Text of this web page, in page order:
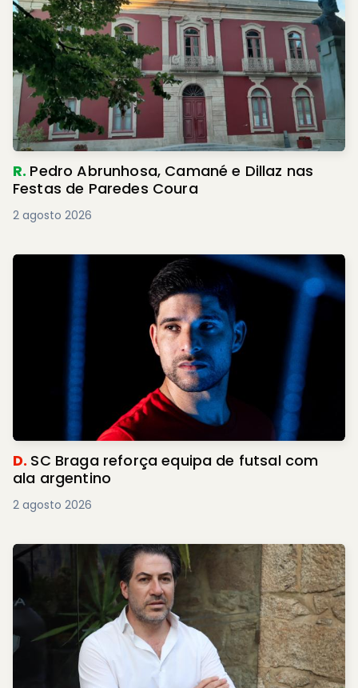
R. Pedro Abrunhosa, Camané e Dillaz nas
Festas de Paredes Coura
2 agosto 2026
D. SC Braga reforça equipa de futsal com
ala argentino
2 agosto 2026